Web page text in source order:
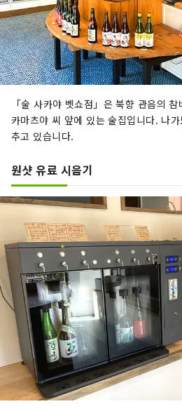
「술 사카야 벳쇼점」은 북향 관음의
카마츠야 씨 앞에 있는 술집입니다. 나
추고 있습니다.
원샷 유료 시음기